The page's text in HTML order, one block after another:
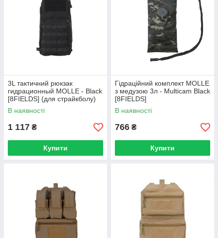
3L тактичний рюкзак
гидрационный MOLLE - Black
[8FIELDS] (для страйкболу)
В наявності
1 117 ₴
Купити
Гідраційний комплект MOLLE
з медузою 3л - Multicam Black
[8FIELDS]
В наявності
766 ₴
Купити